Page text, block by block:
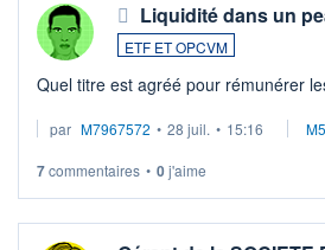
Liquidité dans un
ETF ET OPCVM
Quel titre est agréé pour rémunérer
par M7967572 • 28 juil. • 15:16
7commentaires • 0j'aime